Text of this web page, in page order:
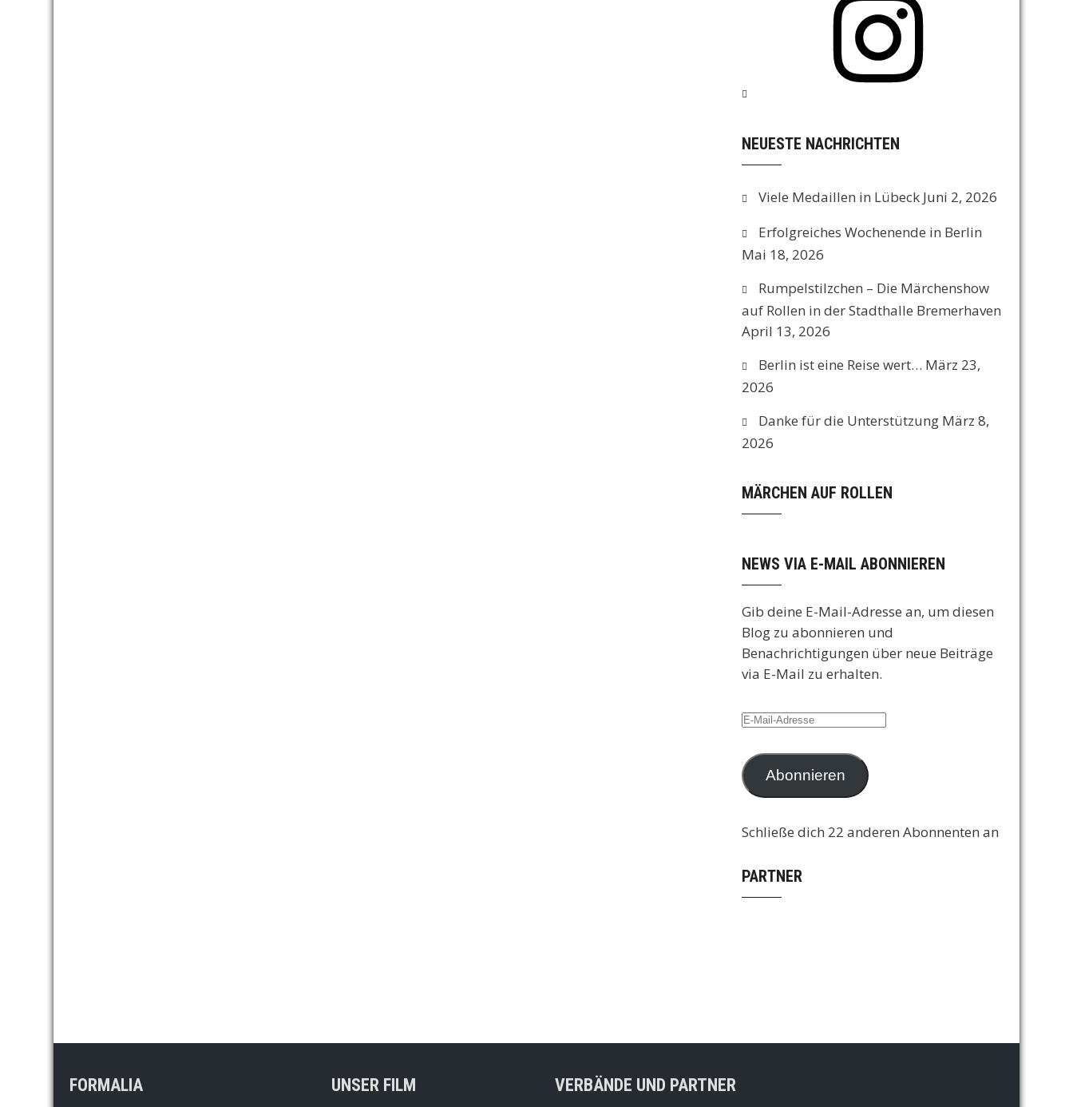
NEUESTE NACHRICHTEN
Viele Medaillen in Lübeck Juni 2, 2026
Erfolgreiches Wochenende in Berlin
Mai 18, 2026
Rumpelstilzchen – Die Märchenshow
auf Rollen in der Stadthalle Bremerhaven
April 13, 2026
Berlin ist eine Reise wert… März 23,
2026
Danke für die Unterstützung März 8,
2026
MÄRCHEN AUF ROLLEN
NEWS VIA E-MAIL ABONNIEREN
Gib deine E-Mail-Adresse an, um diesen
Blog zu abonnieren und
Benachrichtigungen über neue Beiträge
via E-Mail zu erhalten.
E-
Adresse
Abonnieren
Schließe dich 22 anderen Abonnenten an
PARTNER
FORMALIA UNSER FILM VERBÄNDE UND PARTNER